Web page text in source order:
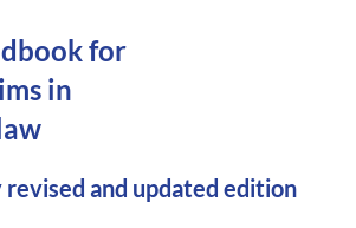
for
in
and updated edition